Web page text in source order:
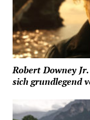
Robert Downey
sich grundlegend